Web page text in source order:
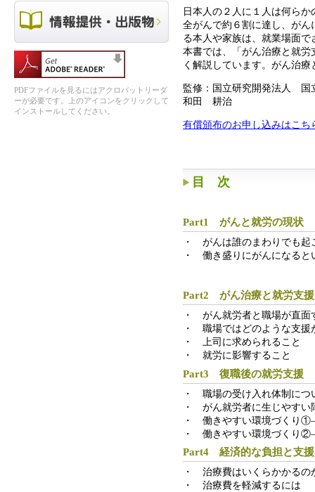
PDFファイルを見るにはアクロバットリーダ
ーが必要です。上のアイコンをクリックして
インストールしてください。
日本人の２人に１人は何ら
全がんで約６割に達し、が
る本人や家族は、就業場面
本書では、「がん治療と就
く解説しています。がん治
監修：国立研究開発法人 国
和田 耕治
有償頒布のお申し込みはこち
目 次
Part1 がんと就労の現状
・ がんは誰のまわりでも起
・ 働き盛りにがんになると
Part2 がん治療と就労支援
・ がん就労者と職場が直面
・ 職場ではどのような支援
・ 上司に求められること
・ 就労に影響すること
Part3 復職後の就労支援
・ 職場の受け入れ体制につ
・ がん就労者に生じやすい
・ 働きやすい環境づくり
・ 働きやすい環境づくり
Part4 経済的な負担と支援
・ 治療費はいくらかかるの
・ 治療費を軽減するには